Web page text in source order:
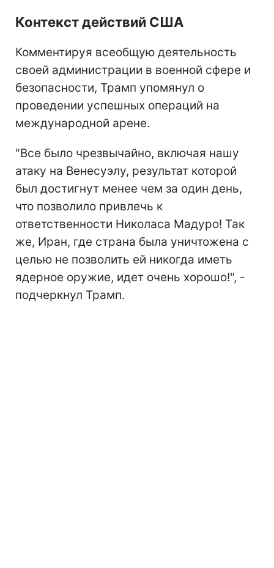
Контекст действий США
Комментируя всеобщую деятельность
своей администрации в военной сфере и
безопасности, Трамп упомянул о
проведении успешных операций на
международной арене.
"Все было чрезвычайно, включая нашу
атаку на Венесуэлу, результат которой
был достигнут менее чем за один день,
что позволило привлечь к
ответственности Николаса Мадуро! Так
же, Иран, где страна была уничтожена с
целью не позволить ей никогда иметь
ядерное оружие, идет очень хорошо!", -
подчеркнул Трамп.